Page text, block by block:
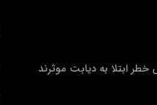
ابتلا به دیابت موثرند